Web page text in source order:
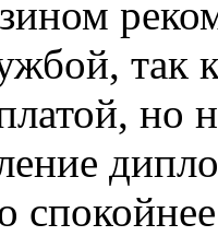
так
но